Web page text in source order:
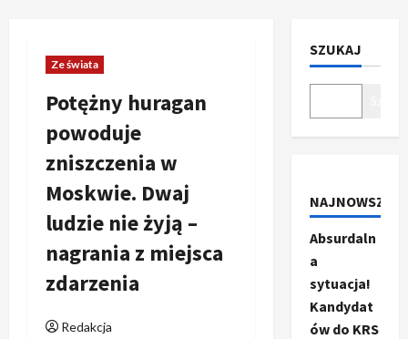
Ze świata
Potężny huragan
powoduje
zniszczenia w
Moskwie. Dwaj
ludzie nie żyją –
nagrania z miejsca
zdarzenia
Redakcja
SZUKAJ
NAJNOWSZE
Absurdaln
a
sytuacja!
Kandydat
ów do KRS